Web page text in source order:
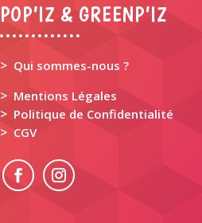
POP’IZ & GREENP’IZ
> Qui sommes-nous ?
> Mentions Légales
> Politique de Confidentialité
> CGV